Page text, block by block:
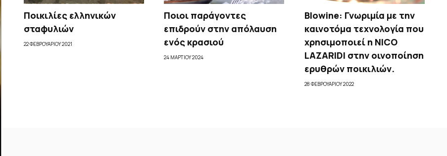
Ποικιλίες ελληνικών
σταφυλιών
22 ΦΕΒΡΟΥΑΡΊΟΥ 2021
Ποιοι παράγοντες
επιδρούν στην απόλαυση
ενός κρασιού
24 ΜΑΡΤΊΟΥ 2024
Blowine: Γνωριμία με την
καινοτόμα τεχνολογία που
χρησιμοποιεί η NICO
LAZARIDI στην οινοποίηση
ερυθρών ποικιλιών.
28 ΦΕΒΡΟΥΑΡΊΟΥ 2022